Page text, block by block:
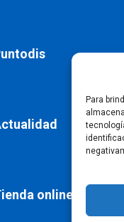
Para
online